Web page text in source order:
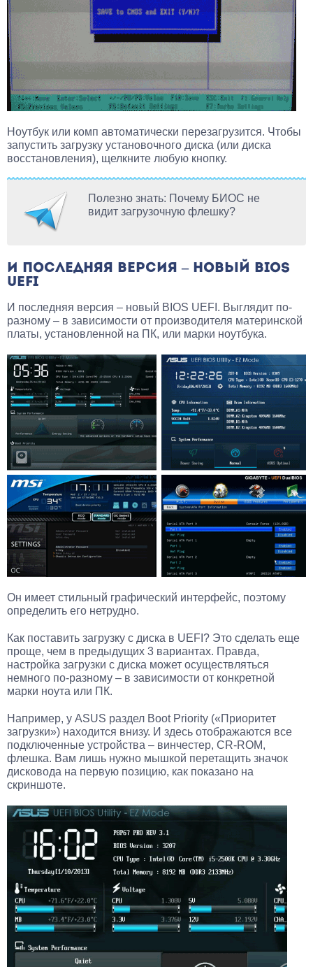
Ноутбук или комп автоматически перезагрузится. Чтобы
запустить загрузку установочного диска (или диска
восстановления), щелкните любую кнопку.
Полезно знать: Почему БИОС не
видит загрузочную флешку?
И ПОСЛЕДНЯЯ ВЕРСИЯ – НОВЫЙ BIOS
UEFI
И последняя версия – новый BIOS UEFI. Выглядит по-
разному – в зависимости от производителя материнской
платы, установленной на ПК, или марки ноутбука.
Он имеет стильный графический интерфейс, поэтому
определить его нетрудно.
Как поставить загрузку с диска в UEFI? Это сделать еще
проще, чем в предыдущих 3 вариантах. Правда,
настройка загрузки с диска может осуществляться
немного по-разному – в зависимости от конкретной
марки ноута или ПК.
Например, у ASUS раздел Boot Priority («Приоритет
загрузки») находится внизу. И здесь отображаются все
подключенные устройства – винчестер, CR-ROM,
флешка. Вам лишь нужно мышкой перетащить значок
дисковода на первую позицию, как показано на
скриншоте.